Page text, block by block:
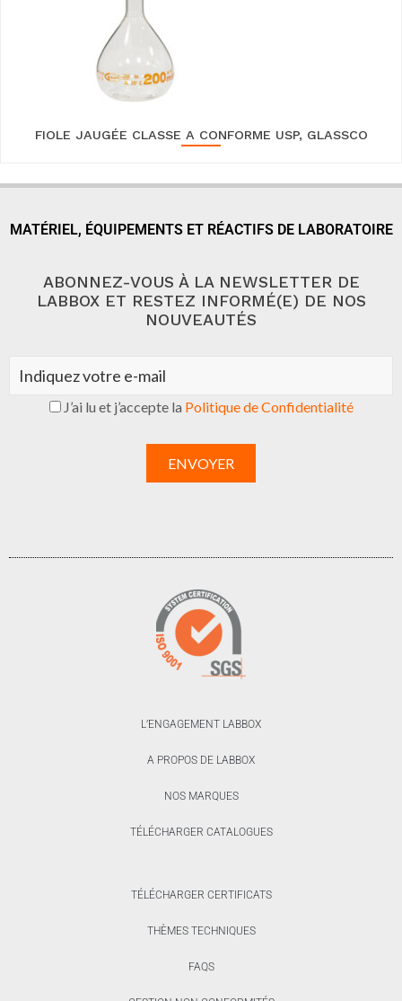
FIOLE JAUGÉE CLASSE A CONFORME USP, GLASSCO
MATÉRIEL, ÉQUIPEMENTS ET RÉACTIFS DE LABORATOIRE
ABONNEZ-VOUS À LA NEWSLETTER DE
LABBOX ET RESTEZ INFORMÉ(E) DE NOS
NOUVEAUTÉS
J’ai lu et j’accepte la Politique de Confidentialité
L’ENGAGEMENT LABBOX
A PROPOS DE LABBOX
NOS MARQUES
TÉLÉCHARGER CATALOGUES
TÉLÉCHARGER CERTIFICATS
THÈMES TECHNIQUES
FAQS